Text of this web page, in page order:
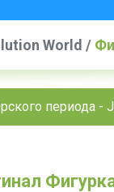
World /
периода -